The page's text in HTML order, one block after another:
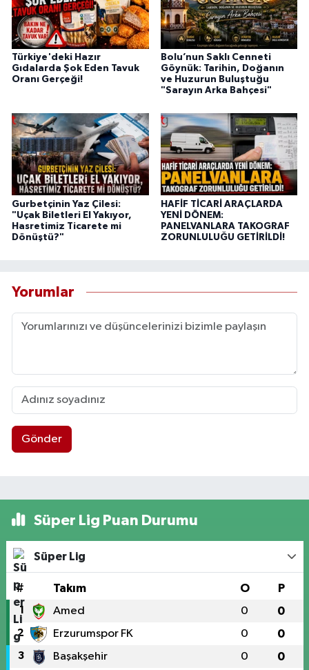
Türkiye'deki Hazır
Gıdalarda Şok Eden Tavuk
Oranı Gerçeği!
Bolu’nun Saklı Cenneti
Göynük: Tarihin, Doğanın
ve Huzurun Buluştuğu
"Sarayın Arka Bahçesi"
Gurbetçinin Yaz Çilesi:
"Uçak Biletleri El Yakıyor,
Hasretimiz Ticarete mi
Dönüştü?"
HAFİF TİCARİ ARAÇLARDA
YENİ DÖNEM:
PANELVANLARA TAKOGRAF
ZORUNLULUĞU GETİRİLDİ!
Yorumlar
Gönder
Süper Lig Puan Durumu
Süper Lig
# Takım O P
1 Amed 0 0
2 Erzurumspor FK 0 0
3 Başakşehir 0 0